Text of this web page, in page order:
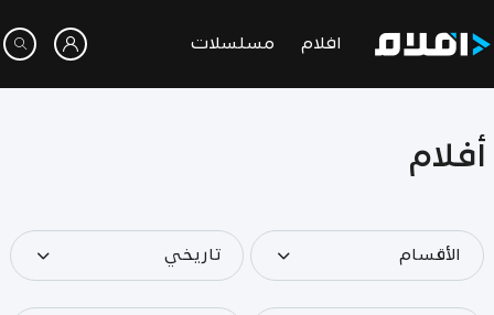
افلام مسلسلات
أفلام
الأقسام تاريخي